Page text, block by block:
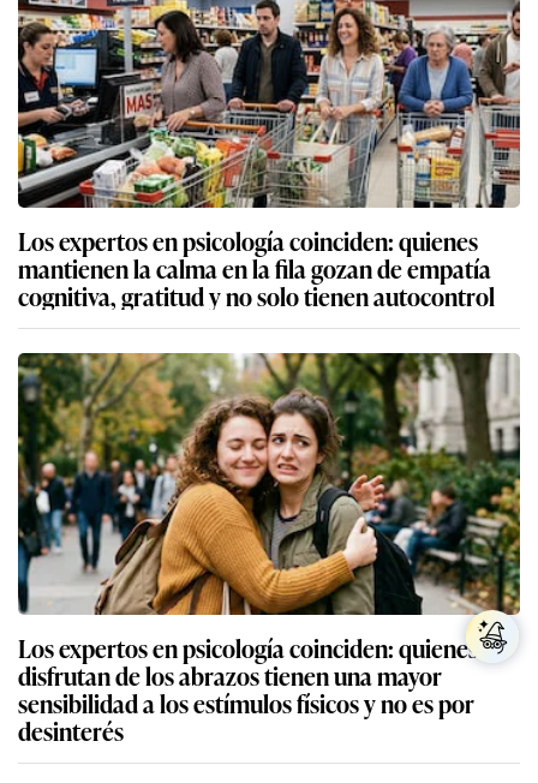
Los expertos en psicología coinciden: quienes
mantienen la calma en la fila gozan de empatía
cognitiva, gratitud y no solo tienen autocontrol
Los expertos en psicología coinciden: quienes no
disfrutan de los abrazos tienen una mayor
sensibilidad a los estímulos físicos y no es por
desinterés